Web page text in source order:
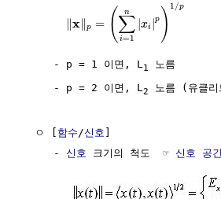
∥x∥ p = ( n
∑
i=1
|xi |p ) 1/p
     - p = 1 이면, L
1 노름
     - p = 2 이면, L
2 노름 (유클
  ㅇ [
함수 /신호
     -
신호 크기의 척도  ☞ 신호 공